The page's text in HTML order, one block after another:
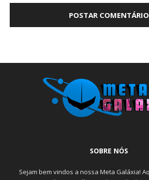
SOBRE NÓS
Sejam bem vindos a nossa Meta Galáxia!